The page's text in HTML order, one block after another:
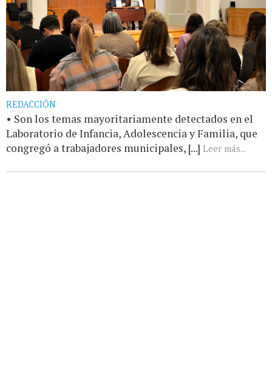
REDACCIÓN
• Son los temas mayoritariamente detectados en el
Laboratorio de Infancia, Adolescencia y Familia, que
congregó a trabajadores municipales, [...] Leer más...